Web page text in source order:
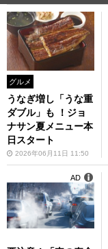
グルメ
うなぎ増し「うな重
ダブル」も ！ジョ
ナサン夏メニュー本
日スタート
2026年06月11日 11:50
AD